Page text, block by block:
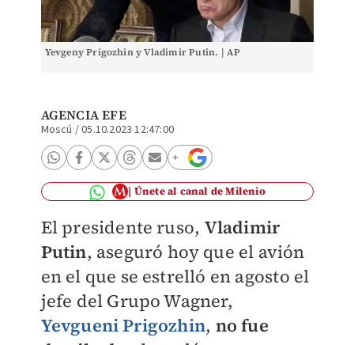
Yevgeny Prigozhin y Vladimir Putin. | AP
AGENCIA EFE
Moscú /05.10.2023 12:47:00
Únete al canal de Milenio
El presidente ruso, Vladimir
Putin, aseguró hoy que el avión
en el que se estrelló en agosto el
jefe del Grupo Wagner,
Yevgueni Prigozhin, no fue